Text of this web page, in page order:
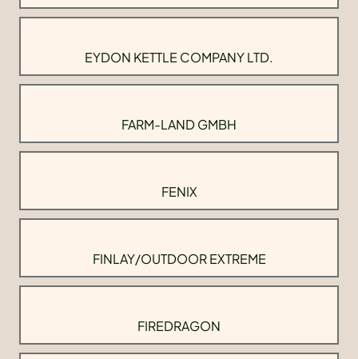
EYDON KETTLE COMPANY LTD.
FARM-LAND GMBH
FENIX
FINLAY/OUTDOOR EXTREME
FIREDRAGON